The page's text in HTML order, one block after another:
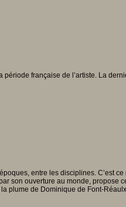
française de l’artiste. La
entre les disciplines. C’est
son ouverture au monde, propose
plume de Dominique de Font-